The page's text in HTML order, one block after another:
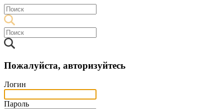
Пожалуйста, авторизуйтесь
Логин
Пароль